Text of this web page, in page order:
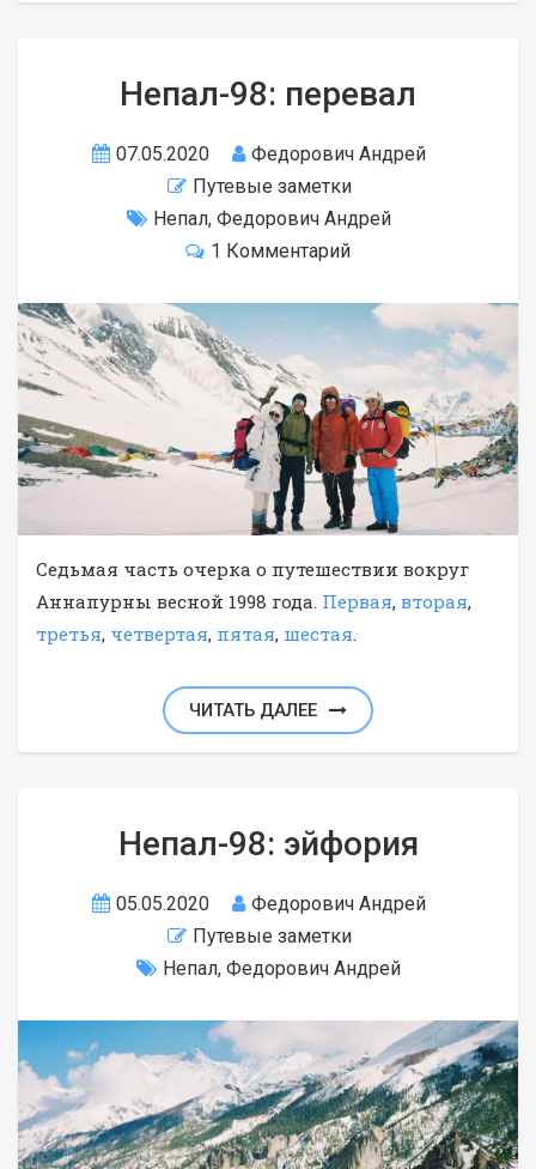
Непал-98: перевал
07.05.2020
Федорович Андрей
Путевые заметки
Непал, Федорович Андрей
1 Комментарий
Седьмая часть очерка о путешествии вокруг
Аннапурны весной 1998 года. Первая, вторая,
третья, четвертая, пятая, шестая.
ЧИТАТЬ ДАЛЕЕ
Непал-98: эйфория
05.05.2020
Федорович Андрей
Путевые заметки
Непал, Федорович Андрей